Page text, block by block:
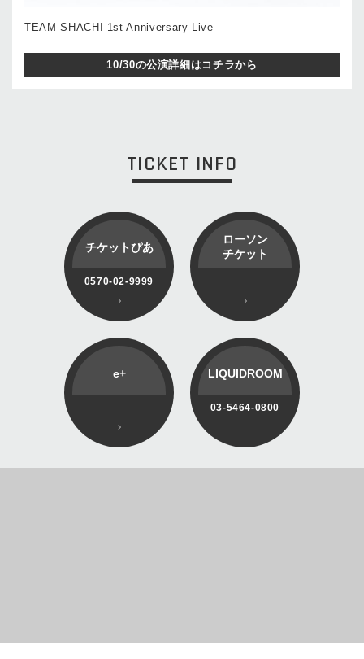
TEAM SHACHI 1st Anniversary Live
10/30の公演詳細はコチラから
TICKET INFO
チケットぴあ
0570-02-9999
ローソン
チケット
e+ LIQUIDROOM
03-5464-0800